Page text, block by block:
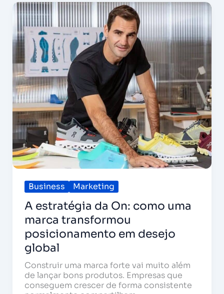
Business Marketing
A estratégia da On: como uma
marca transformou
posicionamento em desejo
global
Construir uma marca forte vai muito além
de lançar bons produtos. Empresas que
conseguem crescer de forma consistente
A
estratégia
da
On:
como
uma
marca
transformou
posicionamento
em
desejo
global